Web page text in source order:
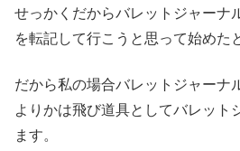
せっかくだからバレットジャーナ
を転記して行こうと思って始めた
だから私の場合バレットジャーナ
よりかは飛び道具としてバレット
ます。